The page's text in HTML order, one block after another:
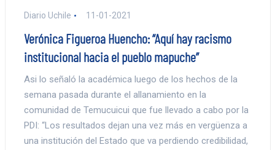
Diario Uchile 11-01-2021
Verónica Figueroa Huencho: “Aquí hay racismo
institucional hacia el pueblo mapuche”
Asi lo señaló la académica luego de los hechos de la
semana pasada durante el allanamiento en la
comunidad de Temucuicui que fue llevado a cabo por la
PDI: “Los resultados dejan una vez más en vergüenza a
una institución del Estado que va perdiendo credibilidad,